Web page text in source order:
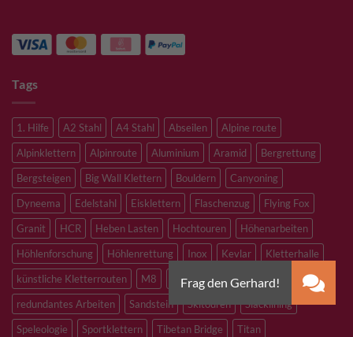
Tags
1. Hilfe A2 Stahl A4 Stahl Abseilen
Alpine route
Alpinklettern
Alpinroute Aluminium Aramid
Bergrettung
Bergsteigen
Big Wall Klettern Bouldern
Canyoning
Dyneema
Edelstahl Eisklettern Flaschenzug
Flying Fox
Granit
HCR Heben Lasten Hochtouren
Höhenarbeiten
Höhlenforschung
Höhlenrettung Inox Kevlar
Kletterhalle
künstliche Kletterrouten
M8 M10 M12 Notfall
PLX
redundantes Arbeiten
Sandstein Skitouren
Slacklining
Speleologie
Sportklettern Tibetan Bridge
Titan